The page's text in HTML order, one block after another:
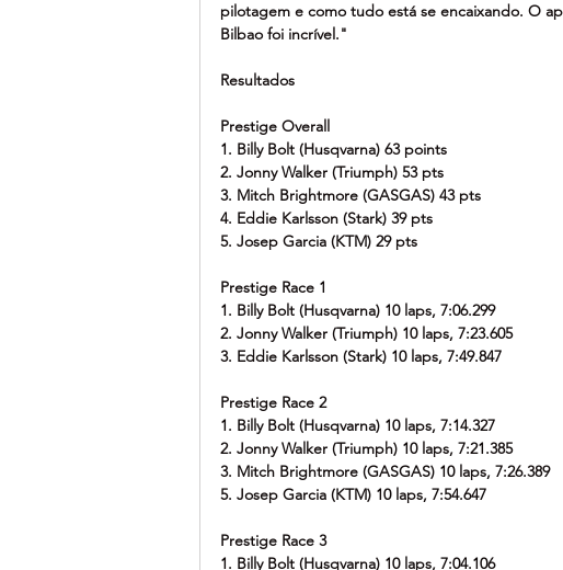
pilotagem e como tudo está se encaixando. O
Bilbao foi incrível."
Resultados
Prestige Overall
1. Billy Bolt (Husqvarna) 63 points
2. Jonny Walker (Triumph) 53 pts
3. Mitch Brightmore (GASGAS) 43 pts
4. Eddie Karlsson (Stark) 39 pts
5. Josep Garcia (KTM) 29 pts
Prestige Race 1
1. Billy Bolt (Husqvarna) 10 laps, 7:06.299
2. Jonny Walker (Triumph) 10 laps, 7:23.605
3. Eddie Karlsson (Stark) 10 laps, 7:49.847
Prestige Race 2
1. Billy Bolt (Husqvarna) 10 laps, 7:14.327
2. Jonny Walker (Triumph) 10 laps, 7:21.385
3. Mitch Brightmore (GASGAS) 10 laps, 7:26.389
5. Josep Garcia (KTM) 10 laps, 7:54.647
Prestige Race 3
1. Billy Bolt (Husqvarna) 10 laps, 7:04.106